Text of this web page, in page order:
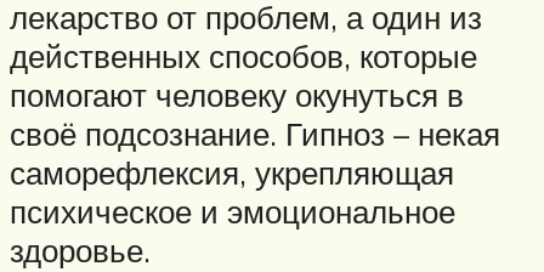
лекарство от проблем, а один из
действенных способов, которые
помогают человеку окунуться в
своё подсознание. Гипноз – некая
саморефлексия, укрепляющая
психическое и эмоциональное
здоровье.